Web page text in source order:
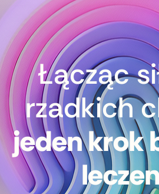
Łącząc
rzadkich
jeden krok